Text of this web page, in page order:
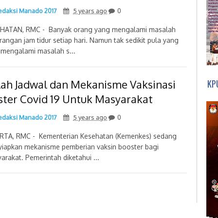
Manado 2017 5 years ago 0
RMC - Banyak orang yang mengalami masalah
jam tidur setiap hari. Namun tak sedikit pula yang
masalah s...
Jadwal dan Mekanisme Vaksinasi
Covid 19 Untuk Masyarakat
Manado 2017 5 years ago 0
RMC - Kementerian Kesehatan (Kemenkes) sedang
mekanisme pemberian vaksin booster bagi
Pemerintah diketahui ...